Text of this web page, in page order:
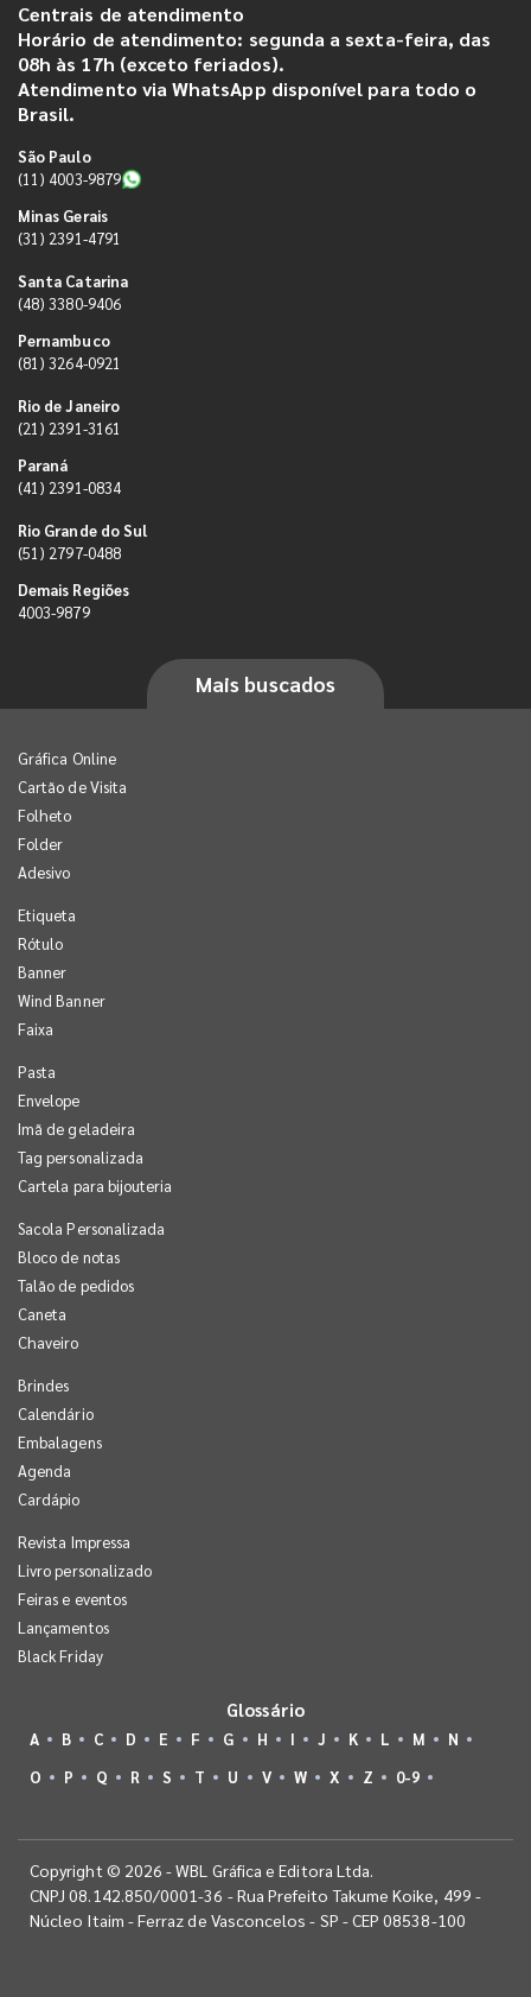
Centrais de atendimento
Horário de atendimento: segunda a sexta-feira, das
08h às 17h (exceto feriados).
Atendimento via WhatsApp disponível para todo o
Brasil.
São Paulo
(11) 4003-9879
Minas Gerais
(31) 2391-4791
Santa Catarina
(48) 3380-9406
Pernambuco
(81) 3264-0921
Rio de Janeiro
(21) 2391-3161
Paraná
(41) 2391-0834
Rio Grande do Sul
(51) 2797-0488
Demais Regiões
4003-9879
Mais buscados
Gráfica Online
Cartão de Visita
Folheto
Folder
Adesivo
Etiqueta
Rótulo
Banner
Wind Banner
Faixa
Pasta
Envelope
Imã de geladeira
Tag personalizada
Cartela para bijouteria
Sacola Personalizada
Bloco de notas
Talão de pedidos
Caneta
Chaveiro
Brindes
Calendário
Embalagens
Agenda
Cardápio
Revista Impressa
Livro personalizado
Feiras e eventos
Lançamentos
Black Friday
Glossário
A B C D E F G H I J K L M
N
O
P Q R S T U V W X Z 0-9
Copyright © 2026 - WBL Gráfica e Editora Ltda.
CNPJ 08.142.850/0001-36 - Rua Prefeito Takume Koike, 499 -
Núcleo Itaim - Ferraz de Vasconcelos - SP - CEP 08538-100